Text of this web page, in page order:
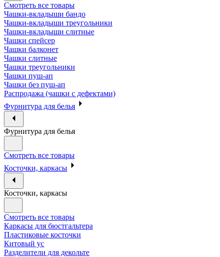
Смотреть все товары
Чашки-вкладыши бандо
Чашки-вкладыши треугольники
Чашки-вкладыши слитные
Чашки спейсер
Чашки балконет
Чашки слитные
Чашки треугольники
Чашки пуш-ап
Чашки без пуш-ап
Распродажа (чашки с дефектами)
Фурнитура для белья
Фурнитура для белья
Смотреть все товары
Косточки, каркасы
Косточки, каркасы
Смотреть все товары
Каркасы для бюстгальтера
Пластиковые косточки
Китовый ус
Разделители для декольте